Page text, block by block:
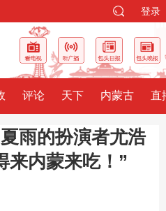
登录
评论 天下 内蒙古 直
雨的扮演者尤浩
来内蒙来吃！”